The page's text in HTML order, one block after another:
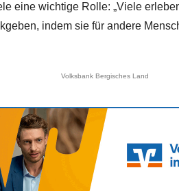
eine wichtige Rolle: „Viele
indem sie für andere
Volksbank Bergisches Land